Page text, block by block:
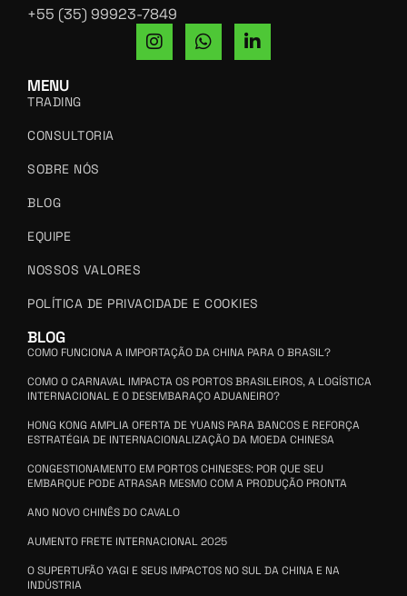
+55 (35) 99923-7849
MENU
TRADING
CONSULTORIA
SOBRE NÓS
BLOG
EQUIPE
NOSSOS VALORES
POLÍTICA DE PRIVACIDADE E COOKIES
BLOG
COMO FUNCIONA A IMPORTAÇÃO DA CHINA PARA O BRASIL?
COMO O CARNAVAL IMPACTA OS PORTOS BRASILEIROS, A LOGÍSTICA
INTERNACIONAL E O DESEMBARAÇO ADUANEIRO?
HONG KONG AMPLIA OFERTA DE YUANS PARA BANCOS E REFORÇA
ESTRATÉGIA DE INTERNACIONALIZAÇÃO DA MOEDA CHINESA
CONGESTIONAMENTO EM PORTOS CHINESES: POR QUE SEU
EMBARQUE PODE ATRASAR MESMO COM A PRODUÇÃO PRONTA
ANO NOVO CHINÊS DO CAVALO
AUMENTO FRETE INTERNACIONAL 2025
O SUPERTUFÃO YAGI E SEUS IMPACTOS NO SUL DA CHINA E NA
INDÚSTRIA